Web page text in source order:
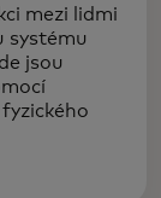
mezi lidmi
systému
jsou